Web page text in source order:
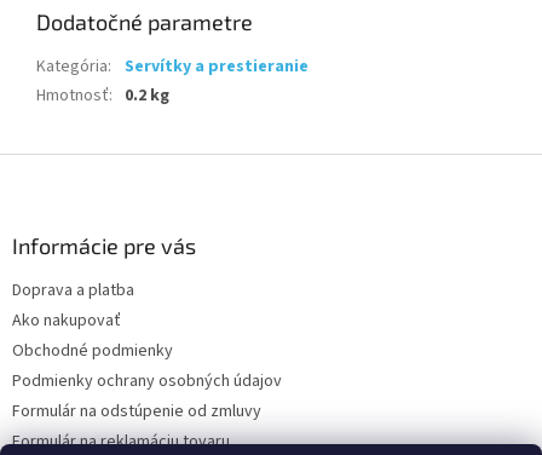
Dodatočné parametre
Kategória: Servítky a prestieranie
Hmotnosť: 0.2 kg
Informácie pre vás
Doprava a platba
Ako nakupovať
Obchodné podmienky
Podmienky ochrany osobných údajov
Formulár na odstúpenie od zmluvy
Formulár na reklamáciu tovaru